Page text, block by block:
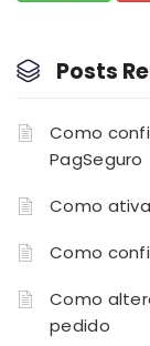
Posts
Como
PagSeguro
Como
Como
Como
pedido